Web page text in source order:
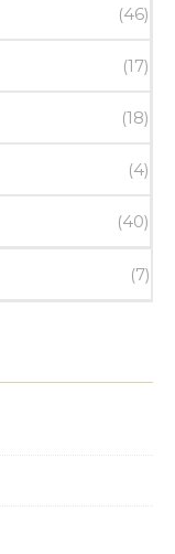
(46)
(17)
(18)
(4)
(40)
(7)